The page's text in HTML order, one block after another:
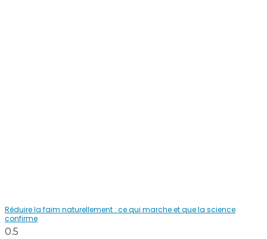
Réduire la faim naturellement : ce qui marche et que la science
confirme